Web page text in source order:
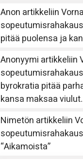
Anon artikkeliin
pitää puolensa ja
Anonyymi artikkeliin
byrokratia pitää
kansa maksaa
Nimetön artikkeliin
“Aikamoista”